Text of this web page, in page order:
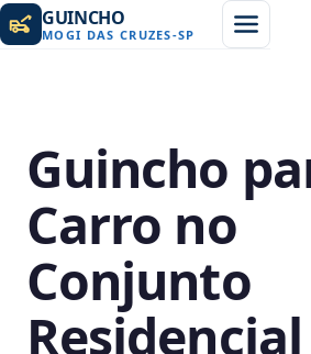
GUINCHO
MOGI DAS CRUZES-SP
Guincho
Carro no
Conjunto